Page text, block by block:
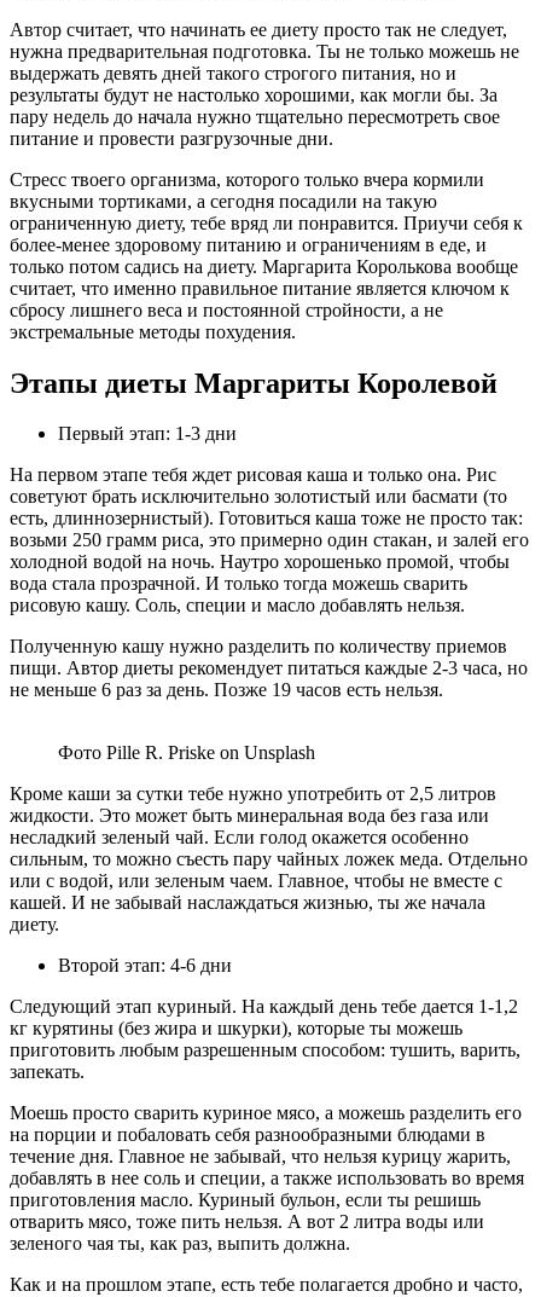
Автор считает, что начинать ее диету просто так не следует,
нужна предварительная подготовка. Ты не только можешь не
выдержать девять дней такого строгого питания, но и
результаты будут не настолько хорошими, как могли бы. За
пару недель до начала нужно тщательно пересмотреть свое
питание и провести разгрузочные дни.
Стресс твоего организма, которого только вчера кормили
вкусными тортиками, а сегодня посадили на такую
ограниченную диету, тебе вряд ли понравится. Приучи себя к
более-менее здоровому питанию и ограничениям в еде, и
только потом садись на диету. Маргарита Королькова вообще
считает, что именно правильное питание является ключом к
сбросу лишнего веса и постоянной стройности, а не
экстремальные методы похудения.
Этапы диеты Маргариты Королевой
Первый этап: 1-3 дни
На первом этапе тебя ждет рисовая каша и только она. Рис
советуют брать исключительно золотистый или басмати (то
есть, длиннозернистый). Готовиться каша тоже не просто так:
возьми 250 грамм риса, это примерно один стакан, и залей его
холодной водой на ночь. Наутро хорошенько промой, чтобы
вода стала прозрачной. И только тогда можешь сварить
рисовую кашу. Соль, специи и масло добавлять нельзя.
Полученную кашу нужно разделить по количеству приемов
пищи. Автор диеты рекомендует питаться каждые 2-3 часа, но
не меньше 6 раз за день. Позже 19 часов есть нельзя.
Фото Pille R. Priske on Unsplash
Кроме каши за сутки тебе нужно употребить от 2,5 литров
жидкости. Это может быть минеральная вода без газа или
несладкий зеленый чай. Если голод окажется особенно
сильным, то можно съесть пару чайных ложек меда. Отдельно
или с водой, или зеленым чаем. Главное, чтобы не вместе с
кашей. И не забывай наслаждаться жизнью, ты же начала
диету.
Второй этап: 4-6 дни
Следующий этап куриный. На каждый день тебе дается 1-1,2
кг курятины (без жира и шкурки), которые ты можешь
приготовить любым разрешенным способом: тушить, варить,
запекать.
Моешь просто сварить куриное мясо, а можешь разделить его
на порции и побаловать себя разнообразными блюдами в
течение дня. Главное не забывай, что нельзя курицу жарить,
добавлять в нее соль и специи, а также использовать во время
приготовления масло. Куриный бульон, если ты решишь
отварить мясо, тоже пить нельзя. А вот 2 литра воды или
зеленого чая ты, как раз, выпить должна.
Как и на прошлом этапе, есть тебе полагается дробно и часто,